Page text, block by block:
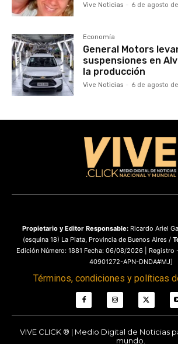
Vive Noticias - 6 de agosto
Economía
General Motors
suspensiones en
la producción
Vive Noticias - 6 de agosto
Propietario y Editor Responsable:Ricardo Ariel
(esquina 18) La Plata, Provincia de Buenos Aires /
Edición Número: 1881 Fecha: 06/08/2026 | Registro
40901272-APN-DNDA#MJ]
Términos, condiciones y políticas
VIVE CLICK ® | Medio Digital de Noticias
mundo.